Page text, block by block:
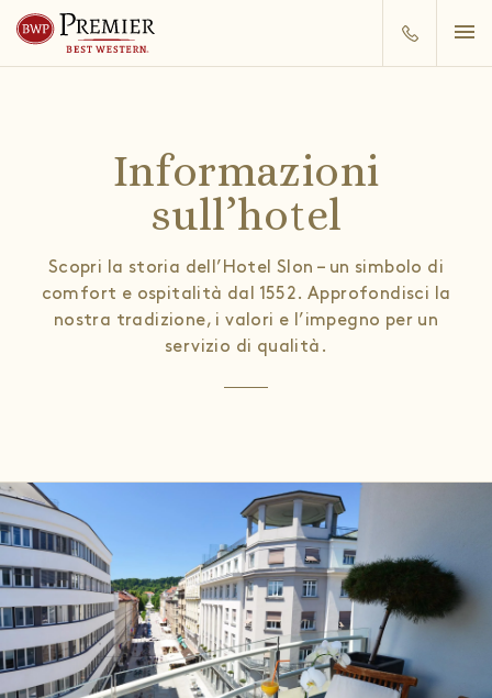
Informazioni
sull’hotel
Scopri la storia dell’Hotel Slon – un simbolo di
comfort e ospitalità dal 1552. Approfondisci la
nostra tradizione, i valori e l’impegno per un
servizio di qualità.